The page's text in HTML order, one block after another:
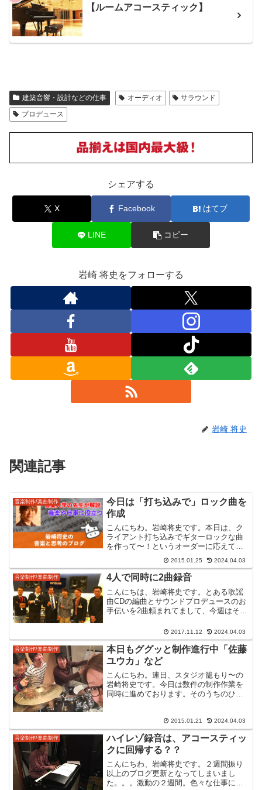
【ルームアコースティック】
建築音響・設計などの仕事 オーディオ
サラウンド
プロデュース
シェアする
X Facebook はてブ
LINE コピー
岩崎 将史をフォローする
岩崎 将史
関連記事
音楽制作/楽曲制作
今日は「打ち込みで」ロック曲を
作成
こんにちわ。岩崎将史です。本日は、ク
ライアント打ち込みでギターロックな曲
を作って〜！というオーダーに応えての
作業をしていました。打ち込みとは？な
ぜ生演奏しないの？「打ち込み」という
のは、ミュージシャンを手配して演奏を
マイクを使って録音するの...
2015.01.25 2024.04.03
音楽制作/楽曲制作 4人で同時に2曲録音
こんにちは、岩崎将史です。とある歌謡
曲CDの編曲とサウンドプロデュースのお
手伝いを2曲頼まれてまして、今週はその
したものを楽譜にして、編曲を加え録音
をしてCDにするのをお手伝いする、とい
う仕事です。今回は...
2017.11.12 2024.04.03
音楽制作/楽曲制作
本日もググッと制作進行中「佐藤
ユウカ」など
こんにちわ。連日、スタジオ籠もり〜の
岩崎将史です。今日は数件の制作作業を
同時に進めております。そのうちのひと
く前になるかもしれません。当時、彼女
が活動していたバンド...
2015.01.21 2024.04.03
音楽制作/楽曲制作
ハイレゾ録音は、アコースティッ
クに回帰する？？
こんにちわ、岩崎将史です。２週間振り
以上のブログ更新となってしまいまし
た。。。激動の２週間。色々な仕事に関